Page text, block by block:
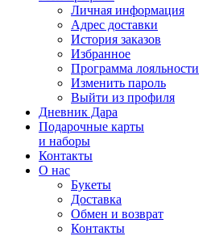
Личная информация
Адрес доставки
История заказов
Избранное
Программа лояльности
Изменить пароль
Выйти из профиля
Дневник Дара
Подарочные карты
и наборы
Контакты
О нас
Букеты
Доставка
Обмен и возврат
Контакты